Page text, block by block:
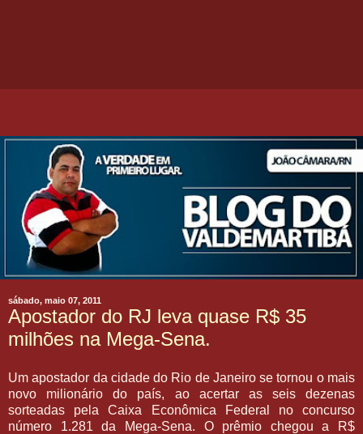
sábado, maio 07, 2011
Apostador do RJ leva quase R$ 35
milhões na Mega-Sena.
Um apostador da cidade do Rio de Janeiro se tornou o mais
novo milionário do país, ao acertar as seis dezenas
sorteadas pela Caixa Econômica Federal no concurso
número 1.281 da Mega-Sena. O prêmio chegou a R$